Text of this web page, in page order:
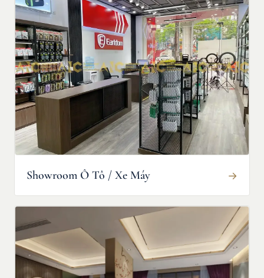
Showroom Ô Tô / Xe Máy →